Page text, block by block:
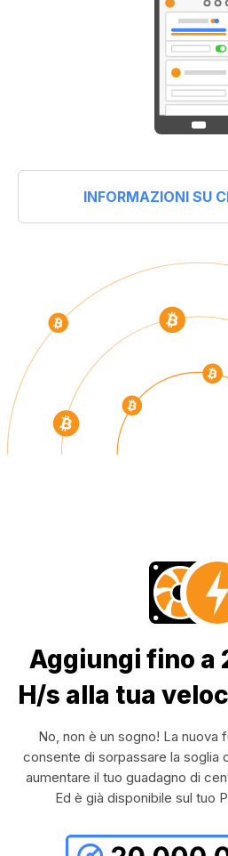
INFORMAZIONI SU
Aggiungi fino a
H/s alla tua
No, non è un sogno! La nuova
consente di sorpassare la soglia
aumentare il tuo guadagno di
Ed è già disponibile sul tuo